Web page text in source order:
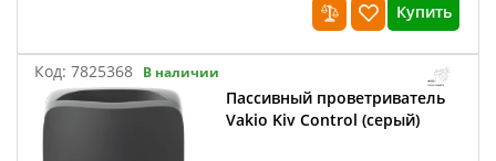
Купить
Код: 7825368 В наличии
Пассивный проветриватель
Vakio Kiv Control (серый)